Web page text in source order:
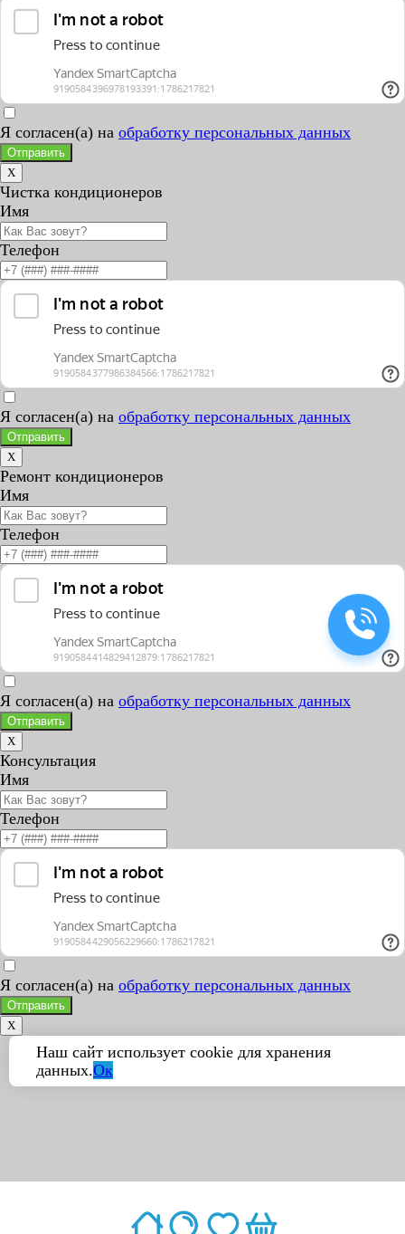
Я согласен(а) на обработку персональных данных
Отправить
X
Чистка кондиционеров
Имя
Телефон
Я согласен(а) на обработку персональных данных
Отправить
X
Ремонт кондиционеров
Имя
Телефон
Я согласен(а) на обработку персональных данных
Отправить
X
Консультация
Имя
Телефон
Я согласен(а) на обработку персональных данных
Отправить
X
Наш сайт использует cookie для хранения
данных.Ок